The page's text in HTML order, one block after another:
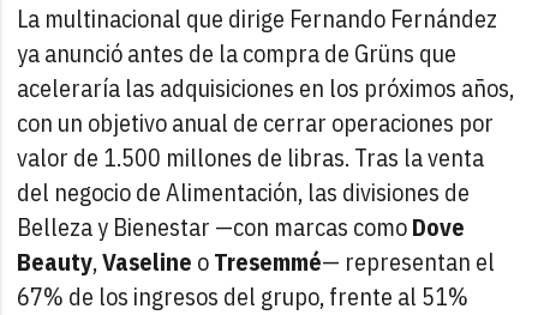
La multinacional que dirige Fernando Fernández
ya anunció antes de la compra de Grüns que
aceleraría las adquisiciones en los próximos años,
con un objetivo anual de cerrar operaciones por
valor de 1.500 millones de libras. Tras la venta
del negocio de Alimentación, las divisiones de
Belleza y Bienestar —con marcas comoDove
Beauty,Vaseline oTresemmé— representan el
67% de los ingresos del grupo, frente al 51%